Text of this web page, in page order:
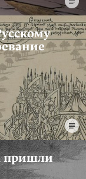
пришли